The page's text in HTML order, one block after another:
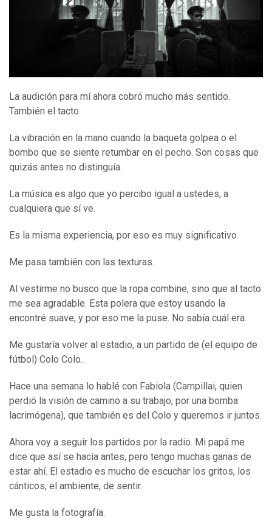
La audición para mí ahora cobró mucho más sentido.
También el tacto.
La vibración en la mano cuando la baqueta golpea o el
bombo que se siente retumbar en el pecho. Son cosas que
quizás antes no distinguía.
La música es algo que yo percibo igual a ustedes, a
cualquiera que sí ve.
Es la misma experiencia, por eso es muy significativo.
Me pasa también con las texturas.
Al vestirme no busco que la ropa combine, sino que al tacto
me sea agradable. Esta polera que estoy usando la
encontré suave, y por eso me la puse. No sabía cuál era.
Me gustaría volver al estadio, a un partido de (el equipo de
fútbol) Colo Colo.
Hace una semana lo hablé con Fabiola (Campillai, quien
perdió la visión de camino a su trabajo, por una bomba
lacrimógena), que también es del Colo y queremos ir juntos.
Ahora voy a seguir los partidos por la radio. Mi papá me
dice que así se hacía antes, pero tengo muchas ganas de
estar ahí. El estadio es mucho de escuchar los gritos, los
cánticos, el ambiente, de sentir.
Me gusta la fotografía.